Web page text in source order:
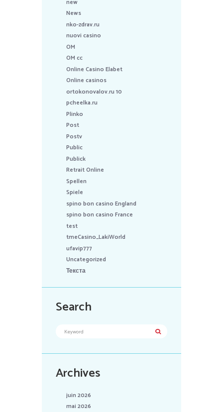
new
News
nko-zdrav.ru
nuovi casino
OM
OM cc
Online Casino Elabet
Online casinos
ortokonovalov.ru 10
pcheelka.ru
Plinko
Post
Postv
Public
Publick
Retrait Online
Spellen
Spiele
spino bon casino England
spino bon casino France
test
tmeCasino_LakiWorld
ufavip777
Uncategorized
Текста
Search
Archives
juin 2026
mai 2026